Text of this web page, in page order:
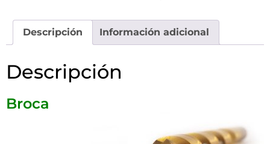
Descripción Información adicional
Descripción
Broca